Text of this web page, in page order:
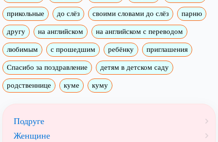
прикольные до слёз своими словами до слёз парню
другу на английском на английском с переводом
любимым с прошедшим ребёнку приглашения
Спасибо за поздравление детям в детском саду
родственнице куме куму
Подруге
Женщине